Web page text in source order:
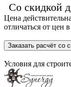
Со скидкой
Цена
отличаться от цен
Заказать расчёт со
Условия для